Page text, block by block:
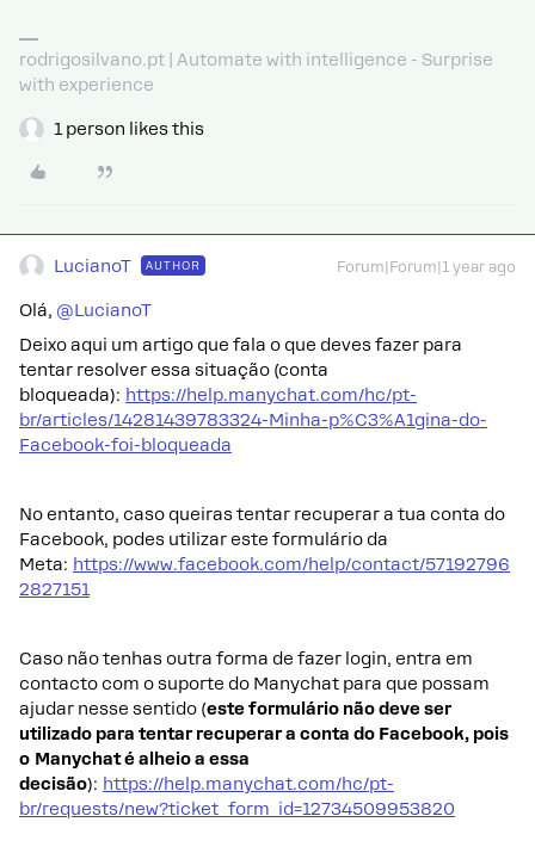
rodrigosilvano.pt | Automate with intelligence - Surprise
with experience
1 person likes this
LucianoT AUTHOR Forum|Forum|1 year ago
Olá, ​ @LucianoT
Deixo aqui um artigo que fala o que deves fazer para
tentar resolver essa situação (conta
bloqueada): https://help.manychat.com/hc/pt-
br/articles/14281439783324-Minha-p%C3%A1gina-do-
Facebook-foi-bloqueada
No entanto, caso queiras tentar recuperar a tua conta do
Facebook, podes utilizar este formulário da
Meta: https://www.facebook.com/help/contact/57192796
2827151
Caso não tenhas outra forma de fazer login, entra em
contacto com o suporte do Manychat para que possam
ajudar nesse sentido (este formulário não deve ser
utilizado para tentar recuperar a conta do Facebook, pois
o Manychat é alheio a essa
decisão): https://help.manychat.com/hc/pt-
br/requests/new?ticket_form_id=12734509953820